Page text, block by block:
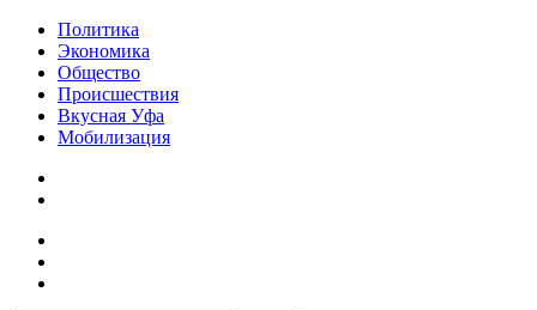
Политика
Экономика
Общество
Происшествия
Вкусная Уфа
Мобилизация